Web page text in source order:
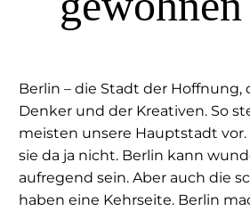
Berlin – die Stadt der Hoffnung,
Denker und der Kreativen. So
meisten unsere Hauptstadt vor.
sie da ja nicht. Berlin kann
aufregend sein. Aber auch die
haben eine Kehrseite. Berlin